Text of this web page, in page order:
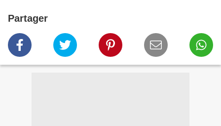
Partager